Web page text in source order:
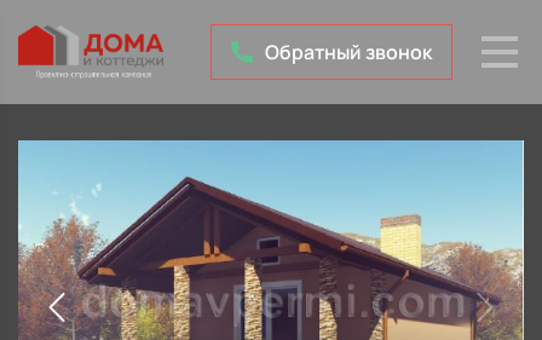
Обратный звонок